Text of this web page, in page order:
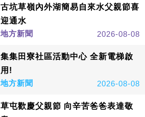
古坑草嶺內外湖簡易自來水父親節喜
迎通水
地方新聞
2026-08-08
集集田寮社區活動中心 全新電梯啟
用!
地方新聞
2026-08-08
草屯歡慶父親節 向辛苦爸爸表達敬